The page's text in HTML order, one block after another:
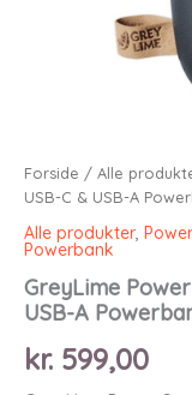
Forside / Alle
USB-C & USB-A
Alle produkter,
Powerbank
GreyLime
USB-A
kr. 599,00